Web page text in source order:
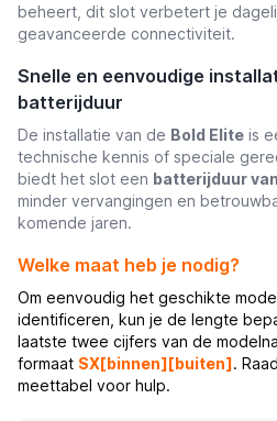
beheert, dit slot verbetert je
geavanceerde connectiviteit.
Snelle en eenvoudige
batterijduur
De installatie van de Bold Elite is
technische kennis of speciale
biedt het slot een batterijduur
minder vervangingen en
komende jaren.
Welke maat heb je nodig?
Om eenvoudig het geschikte
identificeren, kun je de lengte
laatste twee cijfers van de
formaat SX[binnen][buiten].
meettabel voor hulp.